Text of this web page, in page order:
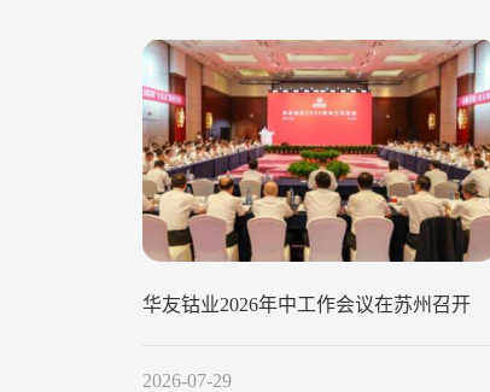
华友钴业2026年中工作会议在苏州召开
2026-07-29